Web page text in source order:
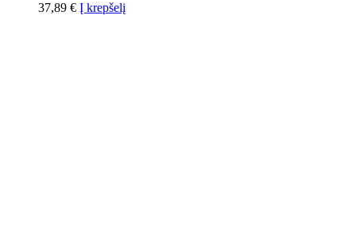
37,89 € Į krepšelį